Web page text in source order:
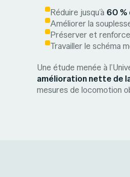
Réduire jusqu’à 60 %
Améliorer la
Préserver et
Travailler le schéma
Une étude menée à
amélioration nette de
mesures de locomotion